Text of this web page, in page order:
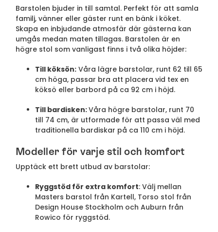
Barstolen bjuder in till samtal. Perfekt för att samla
familj, vänner eller gäster runt en bänk i köket.
Skapa en inbjudande atmosfär där gästerna kan
umgås medan maten tillagas. Barstolen är en
högre stol som vanligast finns i två olika höjder:
Till köksön: Våra lägre barstolar, runt 62 till 65
cm höga, passar bra att placera vid tex en
köksö eller barbord på ca 92 cm i höjd.
Till bardisken:Våra högre barstolar, runt 70
till 74 cm, är utformade för att passa väl med
traditionella bardiskar på ca 110 cm i höjd.
Modeller för varje stil och komfort
Upptäck ett brett utbud av barstolar:
Ryggstöd för extra komfort: Välj mellan
Masters barstol från Kartell, Torso stol från
Design House Stockholm och Auburn från
Rowico för ryggstöd.